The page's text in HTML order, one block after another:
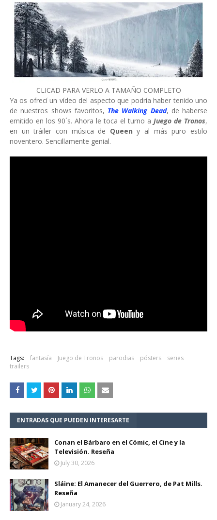
CLICAD PARA VERLO A TAMAÑO COMPLETO
Ya os ofrecí un vídeo del aspecto que podría haber tenido uno
de nuestros shows favoritos, The Walking Dead, de haberse
emitido en los 90´s. Ahora le toca el turno a Juego de Tronos,
en un tráiler con música de Queeny al más puro estilo
noventero. Sencillamente genial.
Tags: fantasía Juego de Tronos parodias pósters
series
trailers
ENTRADAS QUE PUEDEN INTERESARTE
Conan el Bárbaro en el Cómic, el Cine y la
Televisión. Reseña
July 30, 2026
Sláine: El Amanecer del Guerrero, de Pat Mills.
Reseña
January 24, 2026